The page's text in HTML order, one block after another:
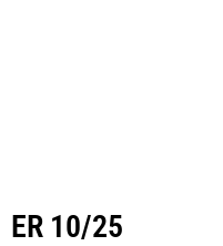
ER 10/25